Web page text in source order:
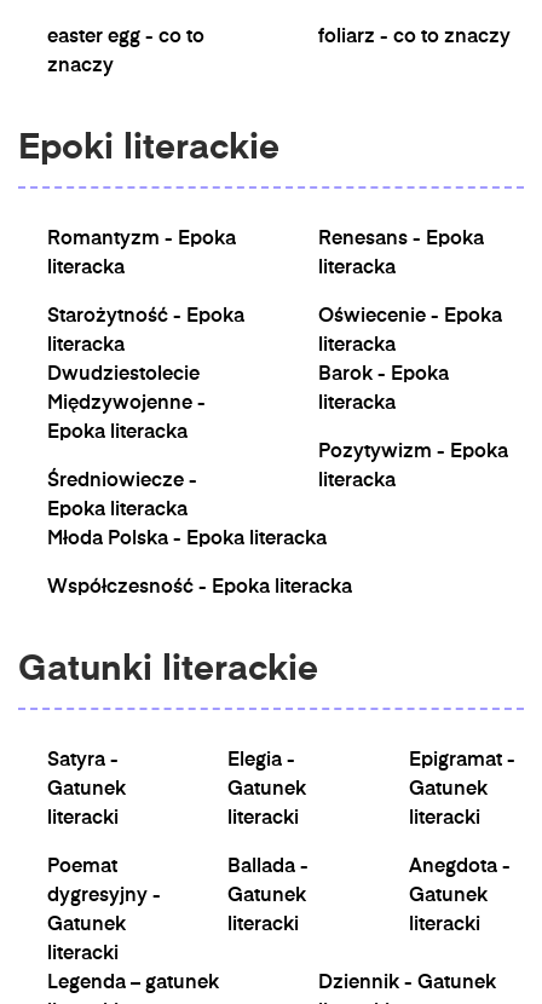
easter egg - co to
znaczy
foliarz - co to znaczy
Epoki literackie
Romantyzm - Epoka
literacka
Starożytność - Epoka
literacka
Renesans - Epoka
literacka
Oświecenie - Epoka
literacka
Dwudziestolecie
Międzywojenne -
Epoka literacka
Średniowiecze -
Epoka literacka
Barok - Epoka
literacka
Pozytywizm - Epoka
literacka
Młoda Polska - Epoka literacka
Współczesność - Epoka literacka
Gatunki literackie
Satyra -
Gatunek
literacki
Poemat
dygresyjny -
Gatunek
literacki
Elegia -
Gatunek
literacki
Ballada -
Gatunek
literacki
Epigramat -
Gatunek
literacki
Anegdota -
Gatunek
literacki
Legenda – gatunek
Dziennik - Gatunek